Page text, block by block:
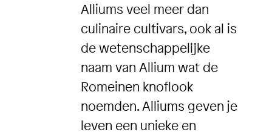
Alliums veel meer dan
culinaire cultivars, ook al is
de wetenschappelijke
naam van Allium wat de
Romeinen knoflook
noemden. Alliums geven je
leven een unieke en